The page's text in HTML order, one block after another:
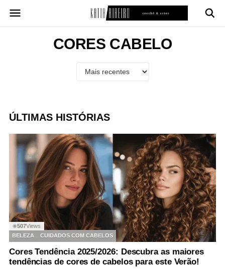
para
CORES CABELO
ÚLTIMAS HISTÓRIAS
◉507Views
BELEZA
CUIDADOS COM CABELOS
Cores Tendência 2025/2026: Descubra as maiores
tendências de cores de cabelos para este Verão!